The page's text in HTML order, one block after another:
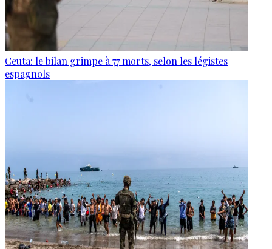
Ceuta: le bilan grimpe à 77 morts, selon les légistes
espagnols